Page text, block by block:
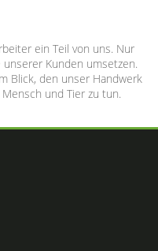
ein Teil von uns. Nur
Kunden umsetzen.
Blick, den unser Handwerk
und Tier zu tun.